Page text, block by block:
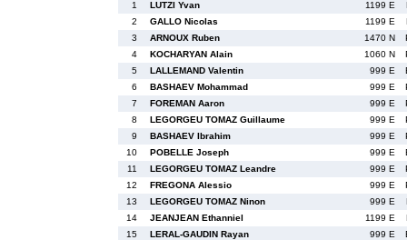
1
LUTZI Yvan 1199 E
2
GALLO Nicolas 1199 E
3
ARNOUX Ruben 1470 N
4
KOCHARYAN Alain 1060 N
5
LALLEMAND Valentin 999 E
6
BASHAEV Mohammad 999 E
7
FOREMAN Aaron 999 E
8
LEGORGEU TOMAZ Guillaume 999 E
9
BASHAEV Ibrahim 999 E
10
POBELLE Joseph 999 E
11
LEGORGEU TOMAZ Leandre 999 E
12
FREGONA Alessio 999 E
13
LEGORGEU TOMAZ Ninon 999 E
14
JEANJEAN Ethanniel 1199 E
15
LERAL-GAUDIN Rayan 999 E